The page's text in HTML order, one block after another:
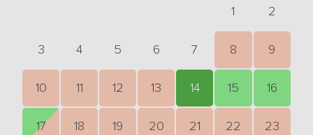
1 2
3 4 5 6 7 8 9
10 11 12 13 14 15 16
17 18 19 20 21 22 23